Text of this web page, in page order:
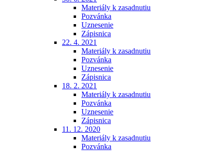
Materiály k zasadnutiu
Pozvánka
Uznesenie
Zápisnica
22. 4. 2021
Materiály k zasadnutiu
Pozvánka
Uznesenie
Zápisnica
18. 2. 2021
Materiály k zasadnutiu
Pozvánka
Uznesenie
Zápisnica
11. 12. 2020
Materiály k zasadnutiu
Pozvánka